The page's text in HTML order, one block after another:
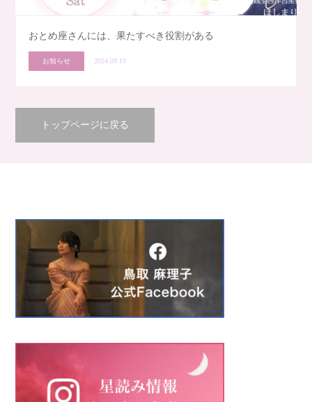
おとめ座さんには、果たすべき役割がある
お知らせ 2024.09.19
トップページに戻る